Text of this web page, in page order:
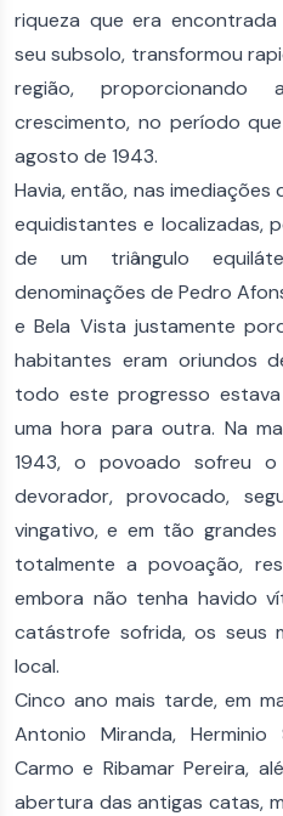
riqueza que era
seu subsolo, transformou
região,
crescimento, no período
agosto de 1943.
Havia, então, nas
equidistantes e localizadas,
de um triângulo
denominações de Pedro
e Bela Vista justamente
habitantes eram oriundos
todo este progresso
uma hora para outra. Na
1943, o povoado sofreu
devorador, provocado,
vingativo, e em tão
totalmente a povoação,
embora não tenha havido
catástrofe sofrida, os seus
local.
Cinco ano mais tarde, em
Antonio Miranda,
Carmo e Ribamar Pereira,
abertura das antigas catas,